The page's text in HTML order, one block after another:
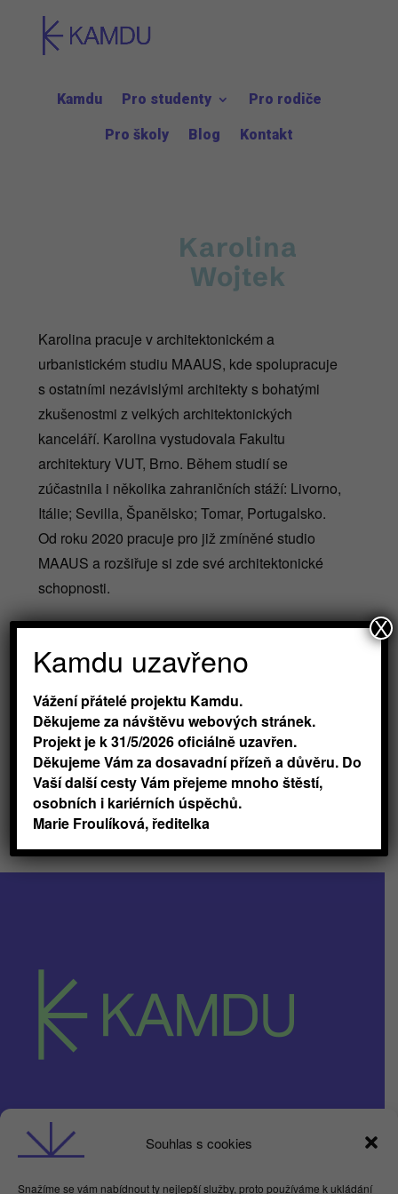
Souhlas s cookies
Snažíme se vám nabídnout ty nejlepší služby, proto používáme k ukládání
Kamdu Pro studenty Pro rodiče
Pro školy Blog Kontakt
Karolina
Wojtek
Karolina pracuje v architektonickém a
urbanistickém studiu MAAUS, kde spolupracuje
s ostatními nezávislými architekty s bohatými
zkušenostmi z velkých architektonických
kanceláří. Karolina vystudovala Fakultu
architektury VUT, Brno. Během studií se
zúčastnila i několika zahraničních stáží: Livorno,
Itálie; Sevilla, Španělsko; Tomar, Portugalsko.
Od roku 2020 pracuje pro již zmíněné studio
MAAUS a rozšiřuje si zde své architektonické
schopnosti.
Přihlásit na workshop

Obchodní podmínky
GDPR
Kamdu uzavřeno
Vážení přátelé projektu Kamdu.
Děkujeme za návštěvu webových stránek.
Projekt je k 31/5/2026 oficiálně uzavřen.
Děkujeme Vám za dosavadní přízeň a důvěru. Do
Vaší další cesty Vám přejeme mnoho štěstí,
osobních i kariérních úspěchů.
Marie Froulíková, ředitelka
X